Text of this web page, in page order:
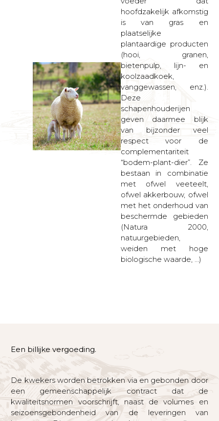
hoofdzakelijk afkomstig
is van gras en
plaatselijke
plantaardige producten
(hooi, granen,
bietenpulp, lijn- en
koolzaadkoek,
vanggewassen, enz.).
Deze
schapenhouderijen
geven daarmee blijk
van bijzonder veel
respect voor de
complementariteit
“bodem-plant-dier”. Ze
bestaan in combinatie
met ofwel veeteelt,
ofwel akkerbouw, ofwel
met het onderhoud van
beschermde gebieden
(Natura 2000,
natuurgebieden,
weiden met hoge
biologische waarde, …)
Een billijke vergoeding.
De kwekers worden betrokken via en gebonden door
een gemeenschappelijk contract dat de
kwaliteitsnormen voorschrijft, naast de volumes en
seizoensgebondenheid van de leveringen van